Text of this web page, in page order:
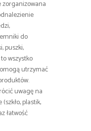
zorganizowana
do
puszki,
wszystko
utrzymać
uwagę na
plastik,
łatwość